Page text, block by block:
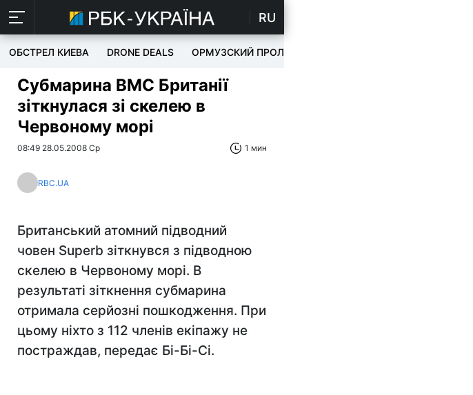
RU
ОБСТРЕЛ КИЕВА DRONE DEALS ОРМУЗСКИЙ ПРОЛИВ
Субмарина ВМС Британії
зіткнулася зі скелею в
Червоному морі
08:49 28.05.2008 Ср 1 мин
RBC.UA
Британський атомний підводний
човен Superb зіткнувся з підводною
скелею в Червоному морі. В
результаті зіткнення субмарина
отримала серйозні пошкодження. При
цьому ніхто з 112 членів екіпажу не
постраждав, передає Бі-Бі-Сі.